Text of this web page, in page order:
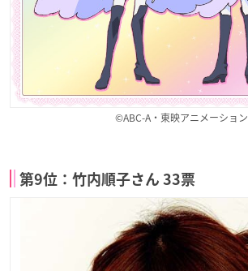
©ABC-A・東映アニメーション
第9位：竹内順子さん 33票